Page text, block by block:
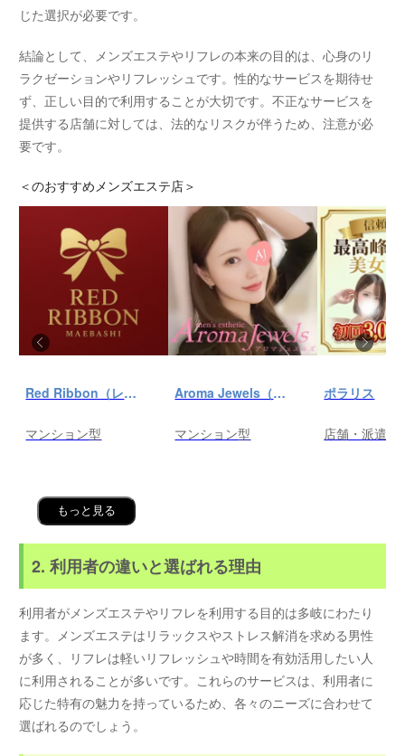
じた選択が必要です。
結論として、メンズエステやリフレの本来の目的は、心身のリ
ラクゼーションやリフレッシュです。性的なサービスを期待せ
ず、正しい目的で利用することが大切です。不正なサービスを
提供する店舗に対しては、法的なリスクが伴うため、注意が必
要です。
＜のおすすめメンズエステ店＞
Red Ribbon（レッドリボン）前橋
マンション型
Aroma Jewels（アロマ ジュエルズ）秋葉原ルーム
マンション型
ポラリス
店舗・派遣
もっと見る
2. 利用者の違いと選ばれる理由
利用者がメンズエステやリフレを利用する目的は多岐にわたり
ます。メンズエステはリラックスやストレス解消を求める男性
が多く、リフレは軽いリフレッシュや時間を有効活用したい人
に利用されることが多いです。これらのサービスは、利用者に
応じた特有の魅力を持っているため、各々のニーズに合わせて
選ばれるのでしょう。